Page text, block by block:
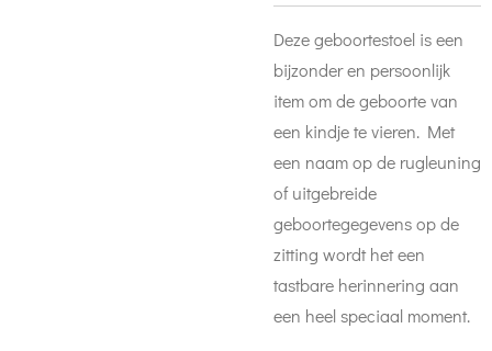
Deze geboortestoel is een
bijzonder en persoonlijk
item om de geboorte van
een kindje te vieren. Met
een naam op de rugleuning
of uitgebreide
geboortegegevens op de
zitting wordt het een
tastbare herinnering aan
een heel speciaal moment.